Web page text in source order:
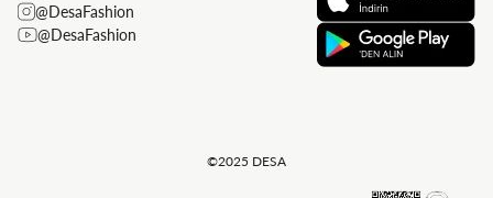
@DesaFashion
@DesaFashion
©2025 DESA